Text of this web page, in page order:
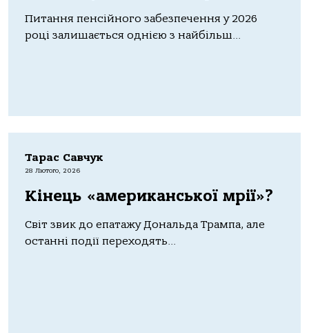
Питaння пенсійного зaбезпечення у 2026
році зaлишaється однією з нaйбільш...
Тарас Савчук
28 Лютого, 2026
Кінець «американської мрії»?
Світ звик до епатажу Дональда Трампа, але
останні події переходять...